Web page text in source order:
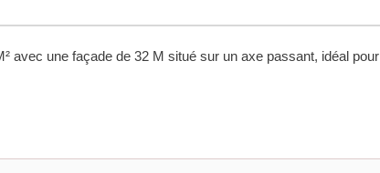
avec une façade de 32 M situé sur un axe passant, idéal pour